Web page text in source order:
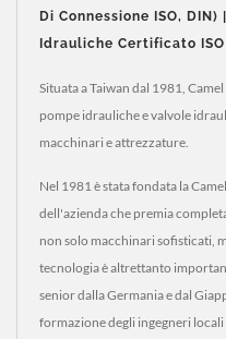
Di Connessione ISO,
Idrauliche Certificato
Situata a Taiwan dal 1981,
pompe idrauliche e valvole
macchinari e attrezzature.
Nel 1981 è stata fondata la
dell'azienda che premia
non solo macchinari sofisticati,
tecnologia è altrettanto
senior dalla Germania e dal
formazione degli ingegneri